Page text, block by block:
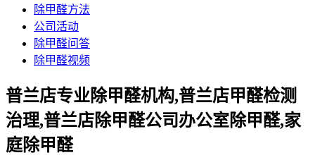
除甲醛方法
公司活动
除甲醛问答
除甲醛视频
普兰店专业除甲醛机构,普兰店甲醛检测
治理,普兰店除甲醛公司办公室除甲醛,家
庭除甲醛